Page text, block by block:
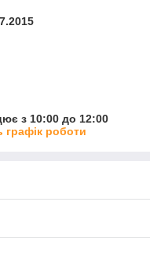
з 10:00 до 12:00
графік роботи